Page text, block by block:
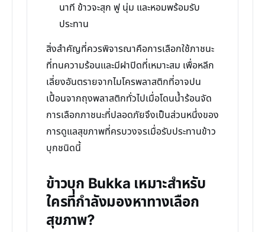
นาที ข้าวจะสุก ฟู นุ่ม และหอมพร้อมรับ
ประทาน
สิ่งสำคัญที่ควรพิจารณาคือการเลือกใช้ภาชนะ
ที่ทนความร้อนและมีฝาปิดที่เหมาะสม เพื่อหลีก
เลี่ยงอันตรายจากไมโครพลาสติกที่อาจปน
เปื้อนจากถุงพลาสติกทั่วไปเมื่อโดนน้ำร้อนจัด
การเลือกภาชนะที่ปลอดภัยจึงเป็นส่วนหนึ่งของ
การดูแลสุขภาพที่ครบวงจรเมื่อรับประทานข้าว
บุกชนิดนี้
ข้าวบุก Bukka เหมาะสำหรับ
ใครที่กำลังมองหาทางเลือก
สุขภาพ?